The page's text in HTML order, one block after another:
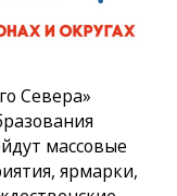
Севера»
массовые
ярмарки,